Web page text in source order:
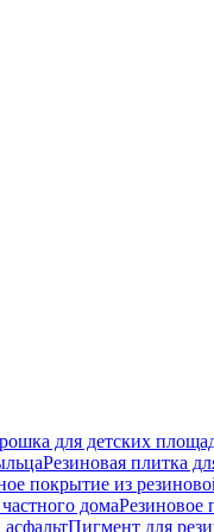
для детских
Резиновая плитка
покрытие из
домаРезиновое
Пигмент для